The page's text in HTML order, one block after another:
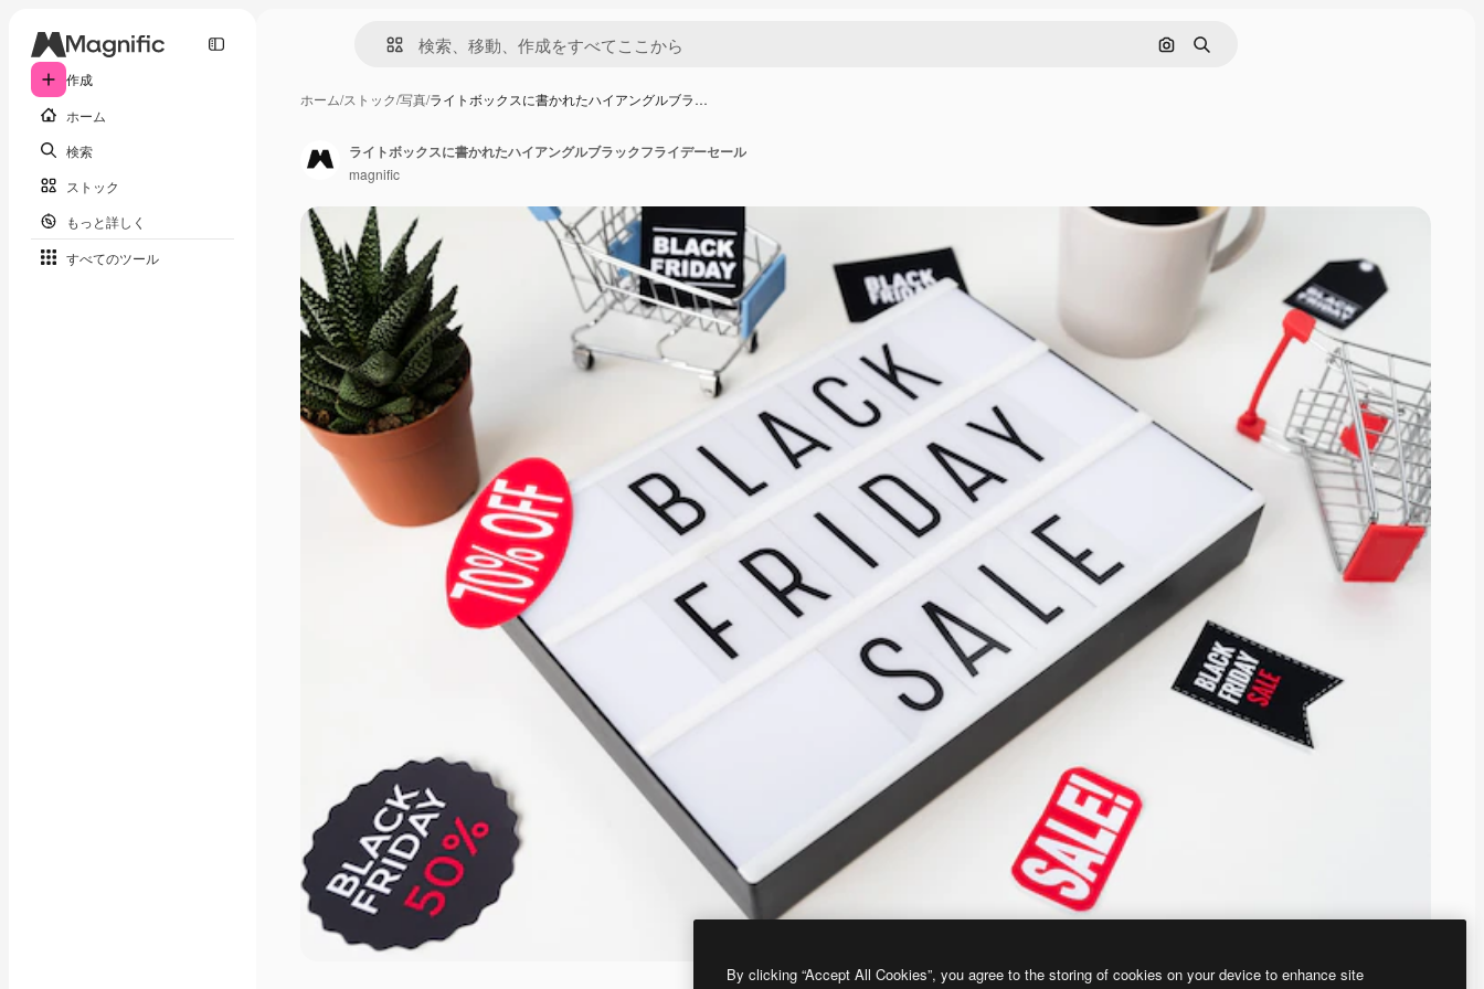
作成
ホーム
検索
ストック
もっと詳しく
すべてのツール
画像で検索
検索
ホーム/ストック/写真/ライトボックスに書かれたハイアングルブラ…
ライトボックスに書かれたハイアングルブラックフライデーセール
magnific
By clicking “Accept All Cookies”, you agree to the storing of cookies on your device to enhance site